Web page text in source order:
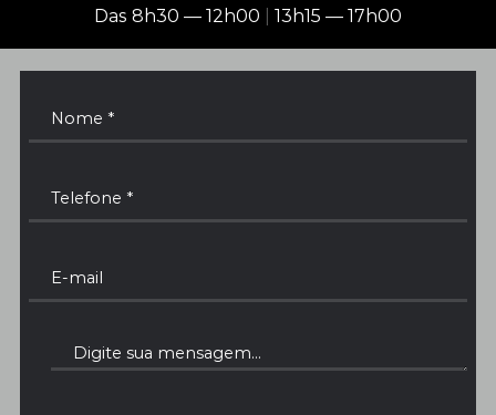
Das 8h30 — 12h00 13h15 — 17h00